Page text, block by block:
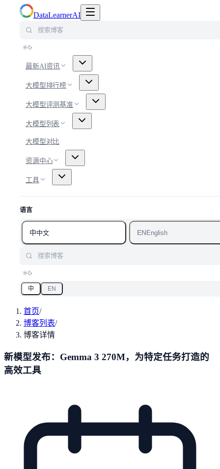
DataLearnerAI
最新AI资讯
大模型排行榜
大模型评测基准
大模型列表
大模型对比
资源中心
工具
语言
中中文 ENEnglish
中 EN
首页/
博客列表/
博客详情
新模型发布：Gemma 3 270M，为特定任务打造的
高效工具